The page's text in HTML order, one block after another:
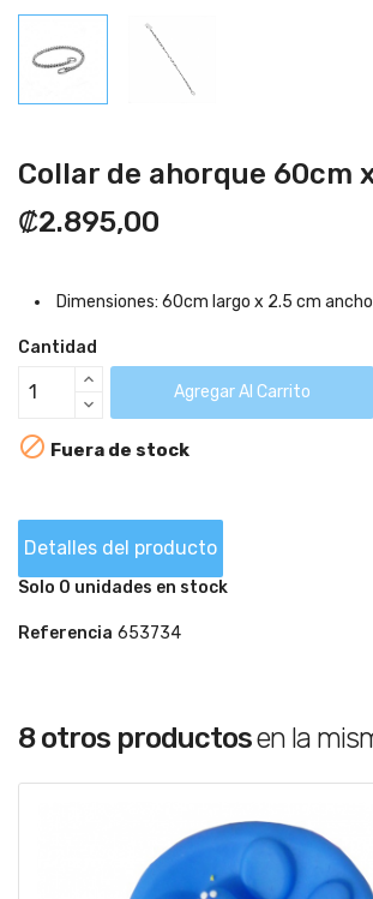
Collar de ahorque 60cm
₡2.895,00
Dimensiones: 60cm largo x 2.5 cm ancho
Cantidad
Agregar Al Carrito
 Fuera de stock
Detalles del producto
Solo 0 unidades en stock
Referencia 653734
8 otros productosen la